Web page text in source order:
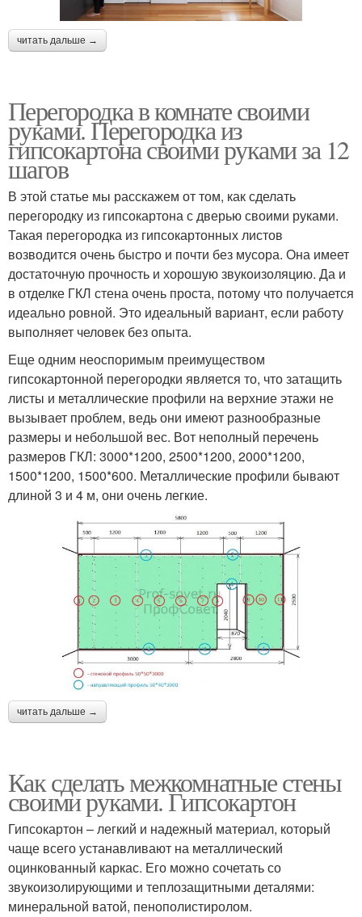
читать дальше →
Перегородка в комнате своими
руками. Перегородка из
гипсокартона своими руками за 12
шагов
В этой статье мы расскажем от том, как сделать
перегородку из гипсокартона с дверью своими руками.
Такая перегородка из гипсокартонных листов
возводится очень быстро и почти без мусора. Она имеет
достаточную прочность и хорошую звукоизоляцию. Да и
в отделке ГКЛ стена очень проста, потому что получается
идеально ровной. Это идеальный вариант, если работу
выполняет человек без опыта.
Еще одним неоспоримым преимуществом
гипсокартонной перегородки является то, что затащить
листы и металлические профили на верхние этажи не
вызывает проблем, ведь они имеют разнообразные
размеры и небольшой вес. Вот неполный перечень
размеров ГКЛ: 3000*1200, 2500*1200, 2000*1200,
1500*1200, 1500*600. Металлические профили бывают
длиной 3 и 4 м, они очень легкие.
читать дальше →
Как сделать межкомнатные стены
своими руками. Гипсокартон
Гипсокартон – легкий и надежный материал, который
чаще всего устанавливают на металлический
оцинкованный каркас. Его можно сочетать со
звукоизолирующими и теплозащитными деталями:
минеральной ватой, пенополистиролом.